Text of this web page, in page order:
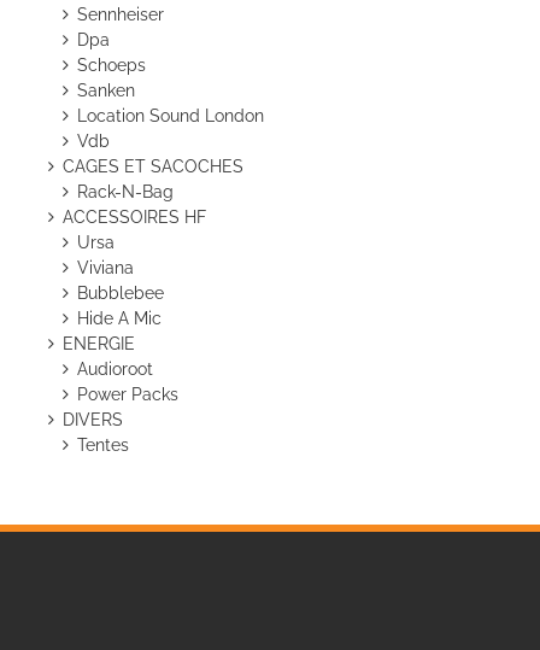
Sennheiser
Dpa
Schoeps
Sanken
Location Sound London
Vdb
CAGES ET SACOCHES
Rack-N-Bag
ACCESSOIRES HF
Ursa
Viviana
Bubblebee
Hide A Mic
ENERGIE
Audioroot
Power Packs
DIVERS
Tentes